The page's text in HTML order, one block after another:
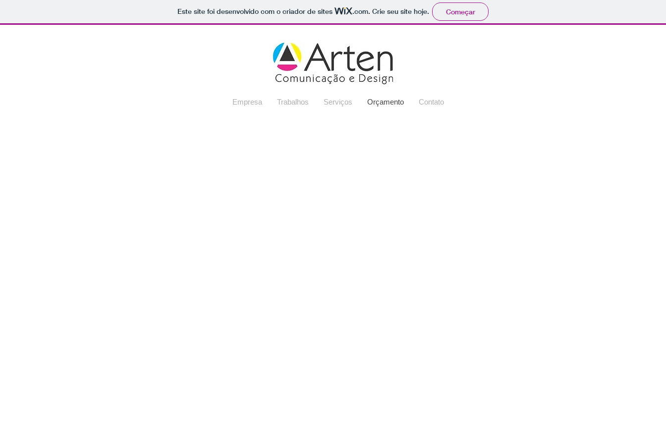
Este site foi desenvolvido com o criador de sites .com. Crie seu site hoje. Começar
Empresa Trabalhos Serviços Orçamento Contato